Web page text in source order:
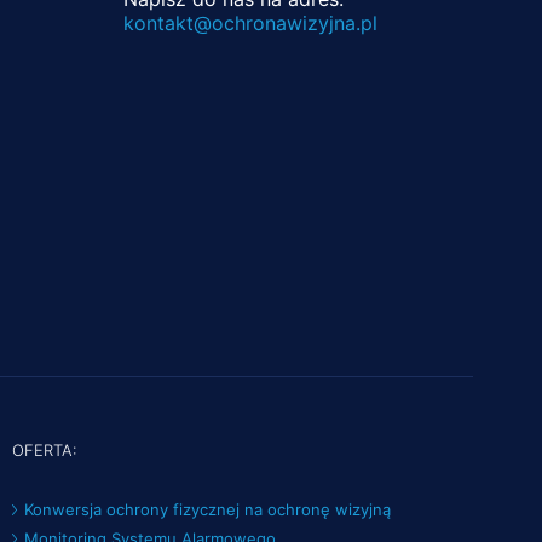
kontakt@ochronawizyjna.pl
OFERTA:
Konwersja ochrony fizycznej na ochronę wizyjną